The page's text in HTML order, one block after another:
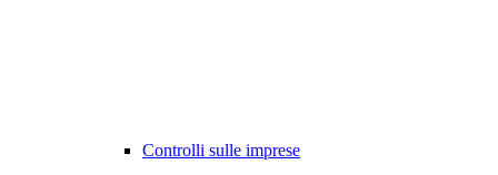
Controlli sulle imprese